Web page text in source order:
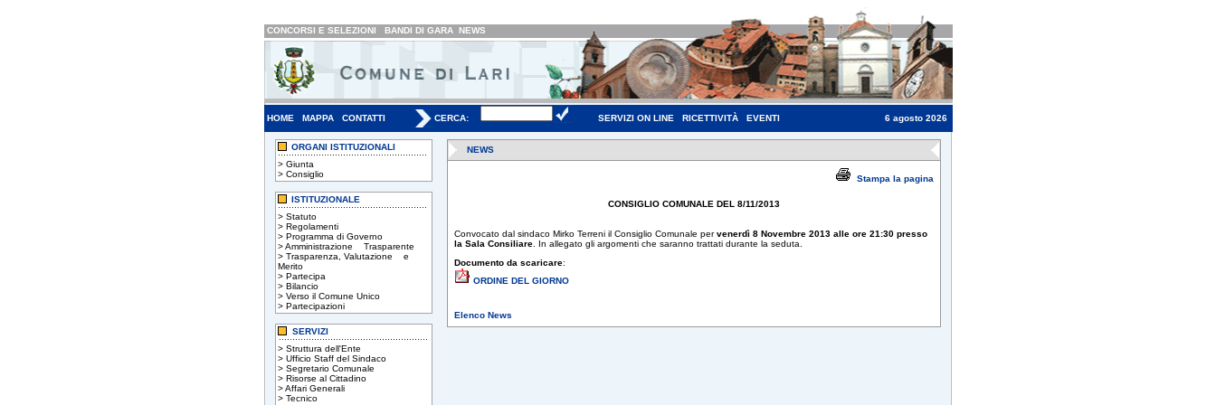
CONCORSI E SELEZIONI BANDI DI GARA NEWS
HOME MAPPA CONTATTI CERCA: SERVIZI ON LINE RICETTIVITÀ EVENTI 6 agosto 2026
ORGANI ISTITUZIONALI
> Giunta
> Consiglio
ISTITUZIONALE
> Statuto
> Regolamenti
> Programma di Governo
>Amministrazione Trasparente
> Trasparenza, Valutazione e
Merito
> Partecipa
> Bilancio
> Verso il Comune Unico
> Partecipazioni
SERVIZI
> Struttura dell'Ente
> Ufficio Staff del Sindaco
> Segretario Comunale
> Risorse al Cittadino
>Affari Generali
> Tecnico
NEWS
Stampa la pagina
CONSIGLIO COMUNALE DEL 8/11/2013
Convocato dal sindaco Mirko Terreni il Consiglio Comunale pervenerdì 8 Novembre 2013 alle ore 21:30 presso
la Sala Consiliare . In allegato gli argomenti che saranno trattati durante la seduta.
Documento da scaricare:
ORDINE DEL GIORNO
Elenco News